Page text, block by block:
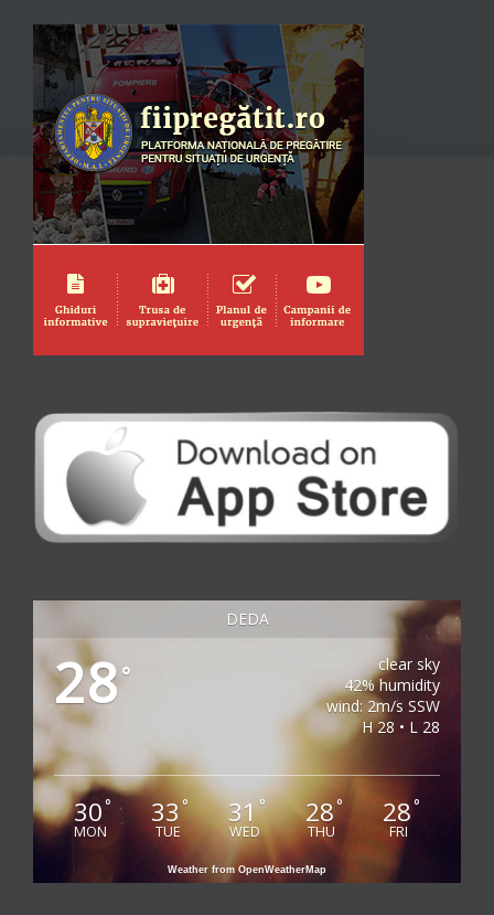
DEDA
28°
clear sky
42% humidity
wind: 2m/s SSW
H 28 • L 28
30°
MON
33°
TUE
31°
WED
28°
THU
28°
FRI
Weather from OpenWeatherMap